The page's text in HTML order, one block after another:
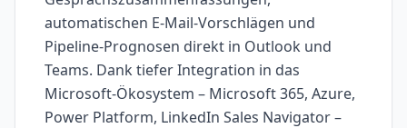
automatischen E-Mail-Vorschlägen und
Pipeline-Prognosen direkt in Outlook und
Teams. Dank tiefer Integration in das
Microsoft-Ökosystem – Microsoft 365, Azure,
Power Platform, LinkedIn Sales Navigator –